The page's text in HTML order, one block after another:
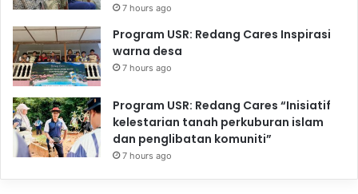
7 hours ago
Program USR: Redang Cares Inspirasi
warna desa
7 hours ago
Program USR: Redang Cares “Inisiatif
kelestarian tanah perkuburan islam
dan penglibatan komuniti”
7 hours ago